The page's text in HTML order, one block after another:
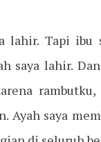
lahir. Tapi ibu
saya lahir.
Ayah saya